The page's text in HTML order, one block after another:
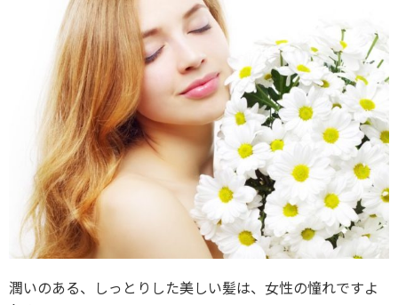
潤いのある、しっとりした美しい髪は、女性の憧れですよ